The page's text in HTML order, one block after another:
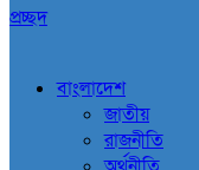
প্রচ্ছদ
বাংলাদেশ
জাতীয়
রাজনীতি